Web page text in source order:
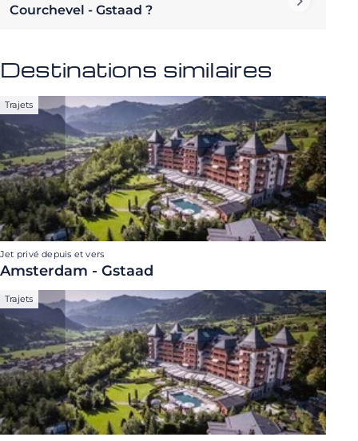
Courchevel - Gstaad ?
Destinations similaires
Trajets
Jet privé depuis et vers
Amsterdam - Gstaad
Trajets